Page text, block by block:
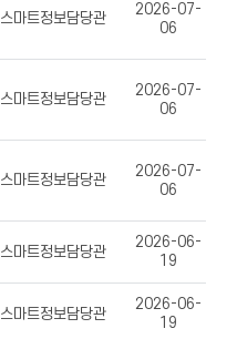
스마트정보담당관
2026-07-
06
스마트정보담당관
2026-07-
06
스마트정보담당관
2026-07-
06
스마트정보담당관
2026-06-
19
스마트정보담당관
2026-06-
19